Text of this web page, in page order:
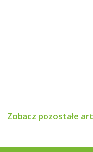
SPOSÓB
Zobacz pozostałe